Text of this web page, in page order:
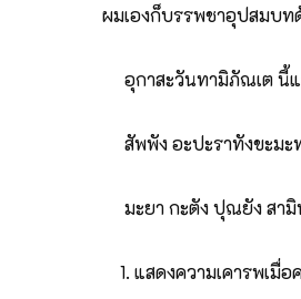
ผมเองก็บรรพชาอุปสมบท
อุกาสะวันทามิภัณเต นี้แ
สัพพัง อะปะราทังขะมะ
มะยา กะตัง ปุณยัง สามิ
1. แสดงความเคารพเมื่